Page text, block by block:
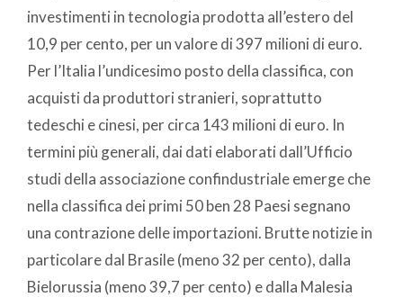
investimenti in tecnologia prodotta all’estero del
10,9 per cento, per un valore di 397 milioni di euro.
Per l’Italia l’undicesimo posto della classifica, con
acquisti da produttori stranieri, soprattutto
tedeschi e cinesi, per circa 143 milioni di euro. In
termini più generali, dai dati elaborati dall’Ufficio
studi della associazione confindustriale emerge che
nella classifica dei primi 50 ben 28 Paesi segnano
una contrazione delle importazioni. Brutte notizie in
particolare dal Brasile (meno 32 per cento), dalla
Bielorussia (meno 39,7 per cento) e dalla Malesia